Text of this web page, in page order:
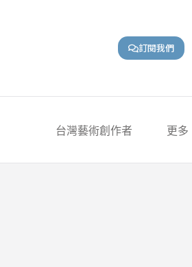
訂閱我們
台灣藝術創作者 更多